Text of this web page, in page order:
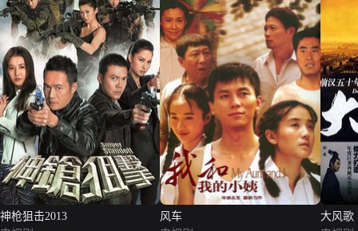
神枪狙击2013
风车
大风歌